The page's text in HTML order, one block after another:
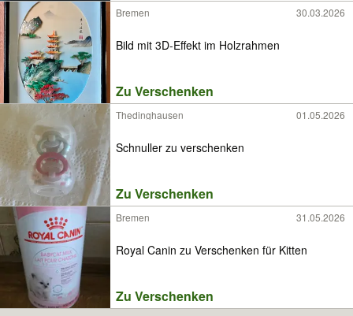
Bremen 30.03.2026
Bild mit 3D-Effekt im Holzrahmen
Zu Verschenken
Thedinghausen 01.05.2026
Schnuller zu verschenken
Zu Verschenken
Bremen 31.05.2026
Royal Canin zu Verschenken für Kitten
Zu Verschenken